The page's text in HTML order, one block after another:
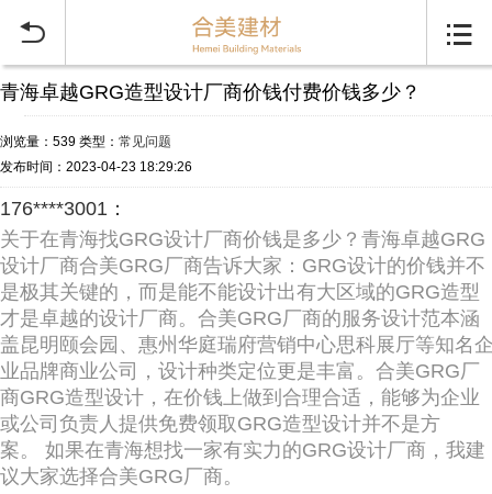
 
青海卓越GRG造型设计厂商价钱付费价钱多少？
浏览量：539 类型： 常见问题
发布时间：2023-04-23 18:29:26
176****3001：
关于在青海找GRG设计厂商价钱是多少？青海卓越GRG
设计厂商合美GRG厂商告诉大家：GRG设计的价钱并不
是极其关键的，而是能不能设计出有大区域的GRG造型
才是卓越的设计厂商。合美GRG厂商的服务设计范本涵
盖昆明颐会园、惠州华庭瑞府营销中心思科展厅等知名
业品牌商业公司，设计种类定位更是丰富。合美GRG厂
商GRG造型设计，在价钱上做到合理合适，能够为企业
或公司负责人提供免费领取GRG造型设计并不是方
案。 如果在青海想找一家有实力的GRG设计厂商，我建
议大家选择合美GRG厂商。